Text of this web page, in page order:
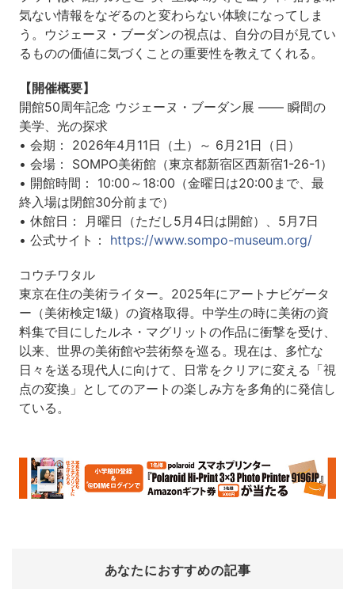
気ない情報をなぞるのと変わらない体験になってしま
う。ウジェーヌ・ブーダンの視点は、自分の目が見てい
るものの価値に気づくことの重要性を教えてくれる。
【開催概要】
開館50周年記念 ウジェーヌ・ブーダン展 ―― 瞬間の
美学、光の探求
• 会期： 2026年4月11日（土）～ 6月21日（日）
• 会場： SOMPO美術館（東京都新宿区西新宿1-26-1）
• 開館時間： 10:00～18:00（金曜日は20:00まで、最
終入場は閉館30分前まで）
• 休館日： 月曜日（ただし5月4日は開館）、5月7日
• 公式サイト： https://www.sompo-museum.org/
コウチワタル
東京在住の美術ライター。2025年にアートナビゲータ
ー（美術検定1級）の資格取得。中学生の時に美術の資
料集で目にしたルネ・マグリットの作品に衝撃を受け、
以来、世界の美術館や芸術祭を巡る。現在は、多忙な
日々を送る現代人に向けて、日常をクリアに変える「視
点の変換」としてのアートの楽しみ方を多角的に発信し
ている。
あなたにおすすめの記事